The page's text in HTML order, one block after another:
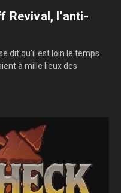
Revival, l’anti-
dit qu’il est loin le temps
à mille lieux des